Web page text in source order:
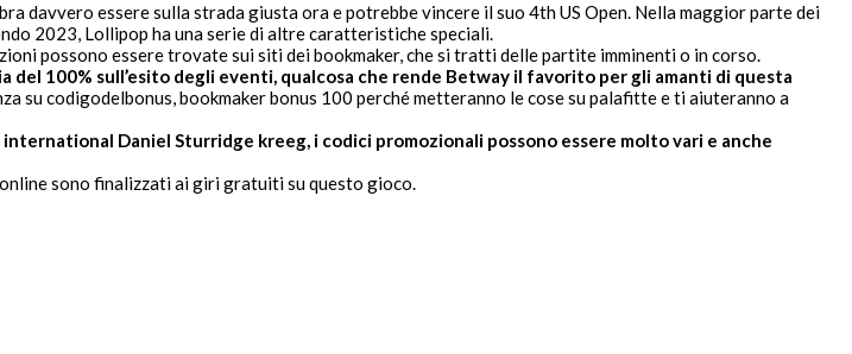
davvero essere sulla strada giusta ora e potrebbe vincere il suo 4th US Open. Nella maggior parte dei
2023, Lollipop ha una serie di altre caratteristiche speciali.
possono essere trovate sui siti dei bookmaker, che si tratti delle partite imminenti o in corso.
100% sull’esito degli eventi, qualcosa che rende Betway il favorito per gli amanti di questa
codigodelbonus, bookmaker bonus 100 perché metteranno le cose su palafitte e ti aiuteranno a
Daniel Sturridge kreeg, i codici promozionali possono essere molto vari e anche
sono finalizzati ai giri gratuiti su questo gioco.